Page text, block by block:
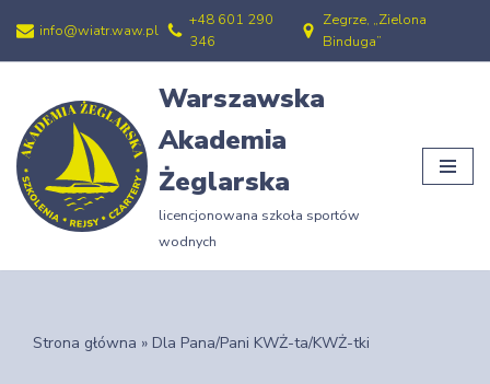
Przejdź
treści
info@wiatr.waw.pl
+48 601 290
346
Zegrze, „Zielona
Binduga”
Warszawska
Akademia
Żeglarska
licencjonowana szkoła sportów
wodnych
Strona główna » Dla Pana/Pani KWŻ-ta/KWŻ-tki